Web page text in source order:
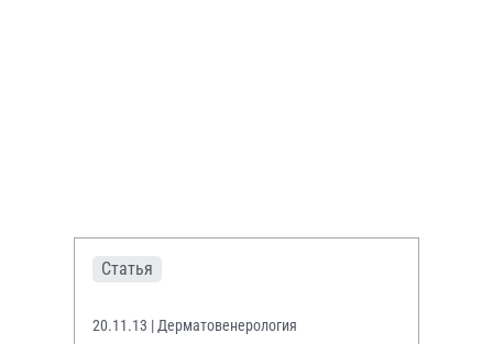
Статья
20.11.13 | Дерматовенерология